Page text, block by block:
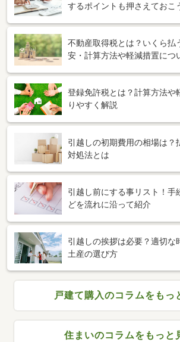
するポイントも押さえておこ
不動産取得税とは？いくら払
安・計算方法や軽減措置につ
登録免許税とは？計算方法や
りやすく解説
引越しの初期費用の相場は？
対処法とは
引越し前にする事リスト！手
どを流れに沿って紹介
引越しの挨拶は必要？適切な
土産の選び方
戸建て購入のコラムをもっ
住まいのコラムをもっと